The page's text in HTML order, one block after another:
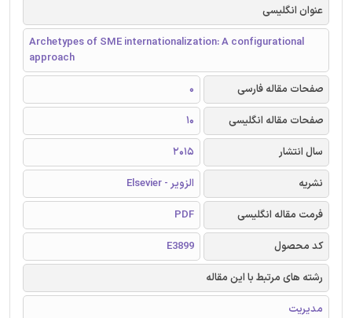
عنوان انگلیسی
Archetypes of SME internationalization: A configurational
approach
صفحات مقاله فارسی
0
صفحات مقاله انگلیسی
10
سال انتشار
2015
نشریه
الزویر - Elsevier
فرمت مقاله انگلیسی
PDF
کد محصول
E3899
رشته های مرتبط با این مقاله
مدیریت